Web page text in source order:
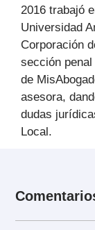
2016 trabajó
Universidad
Corporación
sección
de
asesora,
dudas
Local.